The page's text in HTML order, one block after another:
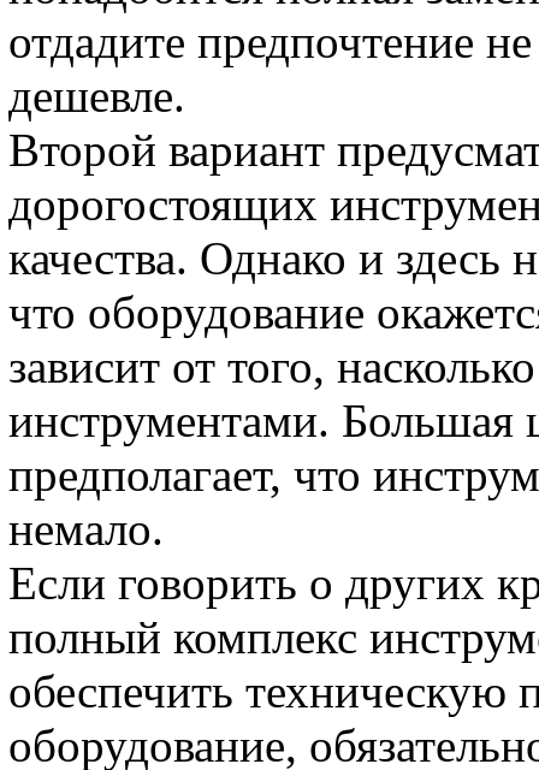
отдадите предпочтение
дешевле.
Второй вариант
дорогостоящих
качества. Однако и здесь
что оборудование
зависит от того,
инструментами. Большая
предполагает, что
немало.
Если говорить о других
полный комплекс
обеспечить техническую
оборудование,